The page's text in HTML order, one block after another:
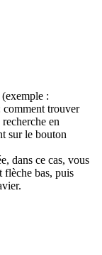
:
comment trouver
en
sur le bouton
dans ce cas, vous
flèche bas, puis